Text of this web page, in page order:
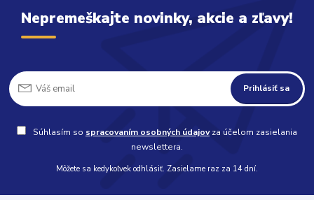
Nepremeškajte novinky, akcie a zľavy!
Prihlásiť sa
Súhlasím so spracovaním osobných údajovza účelom zasielania
newslettera.
Môžete sa kedykoľvek odhlásiť. Zasielame raz za 14 dní.